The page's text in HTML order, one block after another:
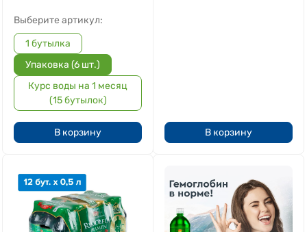
Выберите артикул:
1 бутылка
Упаковка (6 шт.)
Курс воды на 1 месяц
(15 бутылок)
В корзину В корзину